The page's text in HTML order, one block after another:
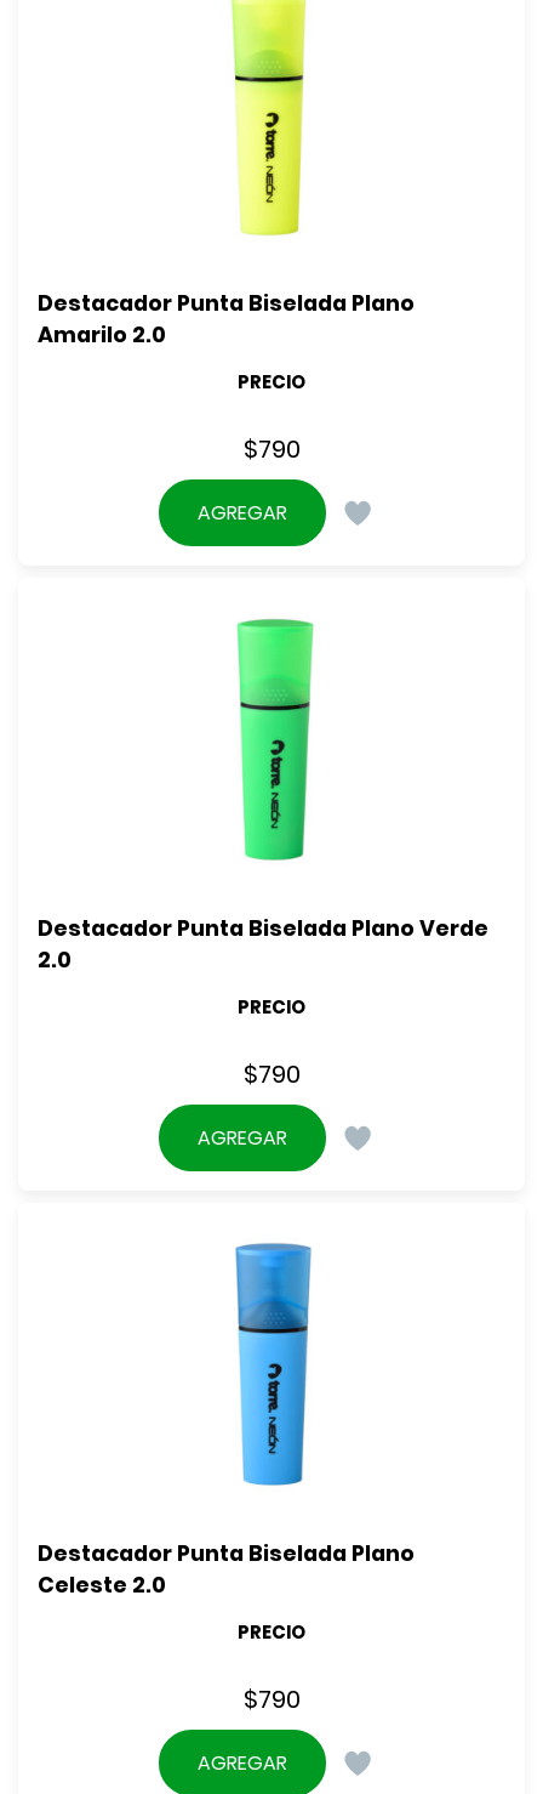
Destacador Punta Biselada Plano
Amarilo 2.0
PRECIO
$790
AGREGAR
Destacador Punta Biselada Plano Verde
2.0
PRECIO
$790
AGREGAR
Destacador Punta Biselada Plano
Celeste 2.0
PRECIO
$790
AGREGAR